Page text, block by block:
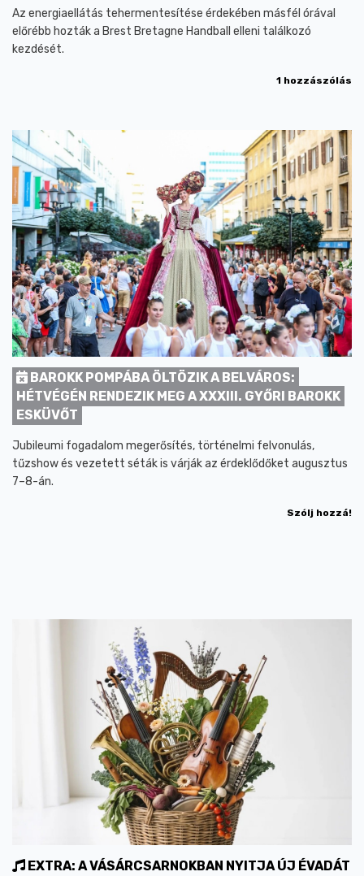
Az energiaellátás tehermentesítése érdekében másfél órával
előrébb hozták a Brest Bretagne Handball elleni találkozó
kezdését.
1 hozzászólás
BAROKK POMPÁBA ÖLTÖZIK A BELVÁROS:
HÉTVÉGÉN RENDEZIK MEG A XXXIII. GYŐRI BAROKK
ESKÜVŐT
Jubileumi fogadalom megerősítés, történelmi felvonulás,
tűzshow és vezetett séták is várják az érdeklődőket augusztus
7–8-án.
Szólj hozzá!
EXTRA: A VÁSÁRCSARNOKBAN NYITJA ÚJ ÉVADÁT